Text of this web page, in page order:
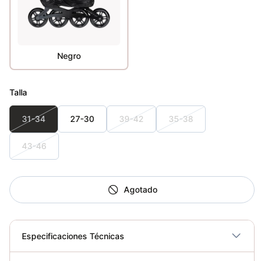
Negro
Talla
31-34 27-30 39-42 35-38
43-46
Agotado
Especificaciones Técnicas